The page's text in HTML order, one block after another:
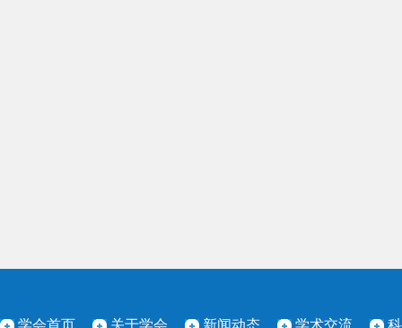
学会首页 关于学会 新闻动态 学术交流